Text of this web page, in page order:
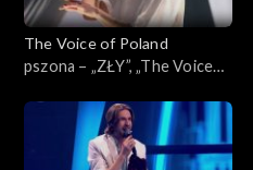
The Voice of Poland
pszona – „ZŁY”, „The Voice
listopada 2025